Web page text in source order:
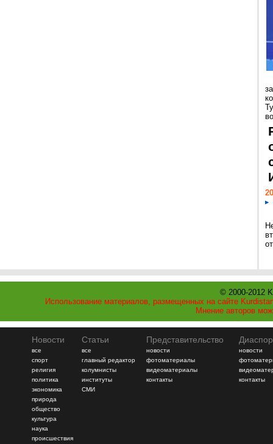
© 2000-2012
Использование материалов, размещенных на сайте
Мнение авторов
Новости
все
спорт
религия
политика
экономика
природа
общество
культура
наука
происшествия
Статьи
все
главный редактор
колумнисты
институты
СМИ
Представительство
новости
фотоматериалы
видеоматериалы
контакты
новости
контакты